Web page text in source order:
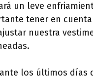
un leve
tener en
nuestra
los últimos días